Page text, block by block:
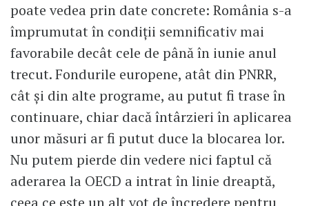
poate vedea prin date concrete: România s-a
împrumutat în condiții semnificativ mai
favorabile decât cele de până în iunie anul
trecut. Fondurile europene, atât din PNRR,
cât și din alte programe, au putut fi trase în
continuare, chiar dacă întârzieri în aplicarea
unor măsuri ar fi putut duce la blocarea lor.
Nu putem pierde din vedere nici faptul că
aderarea la OECD a intrat în linie dreaptă,